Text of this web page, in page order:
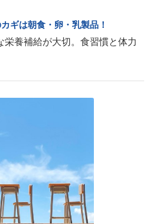
ギは朝食・卵・乳製品！
養補給が大切。食習慣と体力